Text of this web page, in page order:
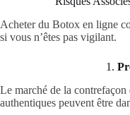
Acheter du Botox en ligne
si vous n’êtes pas vigilant.
1.
Le marché de la
authentiques peuvent être